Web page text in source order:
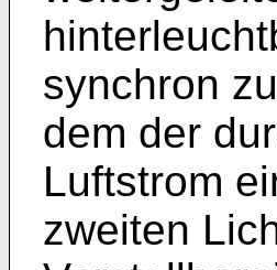
synchron
dem der
Luftstrom
zweiten